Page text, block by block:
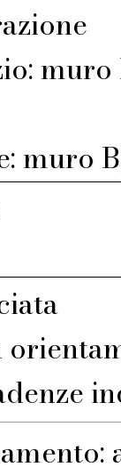
muro
muro